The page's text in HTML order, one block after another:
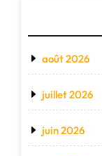
août 2026
juillet 2026
juin 2026